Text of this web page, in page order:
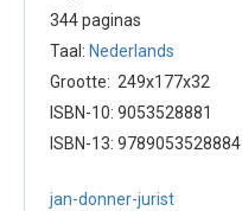
344 paginas
Taal: Nederlands
Grootte: 249x177x32
ISBN-10: 9053528881
ISBN-13: 9789053528884
jan-donner-jurist